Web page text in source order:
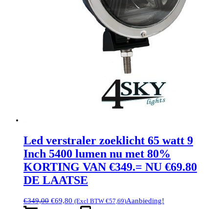
Led verstraler zoeklicht 65 watt 9
Inch 5400 lumen nu met 80%
KORTING VAN €349.= NU €69.80
DE LAATSE
€349,00 Oorspronkelijke
€69,80 Huidige
(Excl BTW €57,69)Aanbieding!